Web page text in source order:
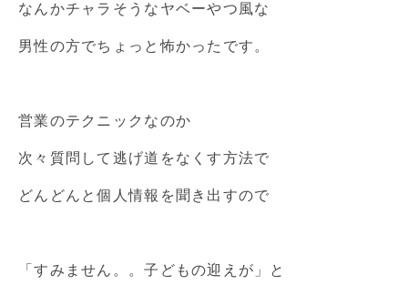
なんかチャラそうなヤベーやつ風な
男性の方でちょっと怖かったです。
営業のテクニックなのか
次々質問して逃げ道をなくす方法で
どんどんと個人情報を聞き出すので
「すみません。。子どもの迎えが」と